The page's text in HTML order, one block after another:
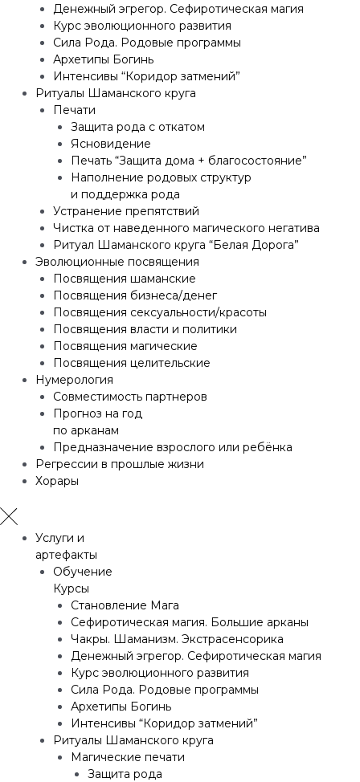
Денежный эгрегор. Сефиротическая магия
Курс эволюционного развития
Сила Рода. Родовые программы
Архетипы Богинь
Интенсивы “Коридор затмений”
Ритуалы Шаманского круга
Печати
Защита рода с откатом
Ясновидение
Печать “Защита дома + благосостояние”
Наполнение родовых структур
и поддержка рода
Устранение препятствий
Чистка от наведенного магического негатива
Ритуал Шаманского круга “Белая Дорога”
Эволюционные посвящения
Посвящения шаманские
Посвящения бизнеса/денег
Посвящения сексуальности/красоты
Посвящения власти и политики
Посвящения магические
Посвящения целительские
Нумерология
Совместимость партнеров
Прогноз на год
по арканам
Предназначение взрослого или ребёнка
Регрессии в прошлые жизни
Хорары
Услуги и
артефакты
Обучение
Курсы
Становление Мага
Сефиротическая магия. Большие арканы
Чакры. Шаманизм. Экстрасенсорика
Денежный эгрегор. Сефиротическая магия
Курс эволюционного развития
Сила Рода. Родовые программы
Архетипы Богинь
Интенсивы “Коридор затмений”
Ритуалы Шаманского круга
Магические печати
Защита рода